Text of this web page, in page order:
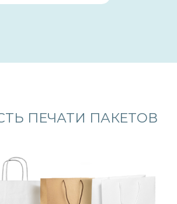
ПЕЧАТИ ПАКЕТОВ